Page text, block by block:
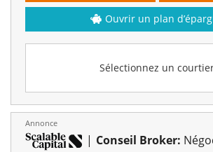
Sélectionnez un
Ouvrir un plan
Annonce
| Conseil Broker: